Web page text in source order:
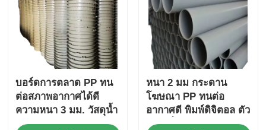
บอร์ดการตลาด PP ทน
ต่อสภาพอากาศได้ดี
ความหนา 3 มม. วัสดุน้ำ
หนักเบาแข็งแรง เหมาะ
หนา 2 มม กระดาน
โฆษณา PP ทนต่อ
อากาศดี พิมพ์ดิจิตอล ตัว
เลือกที่เหมาะสมสําหรับ